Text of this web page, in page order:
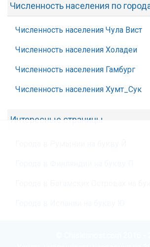
Численность населения по
Численность населения Чула Вист
Численность населения Холадеи
Численность населения Гамбург
Численность населения Хумт_Сук
Интересные страницы